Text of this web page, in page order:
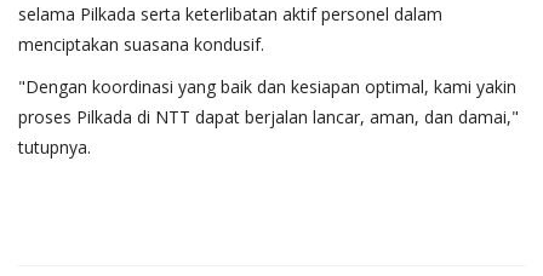
selama Pilkada serta keterlibatan aktif personel dalam
menciptakan suasana kondusif.
"Dengan koordinasi yang baik dan kesiapan optimal, kami yakin
proses Pilkada di NTT dapat berjalan lancar, aman, dan damai,"
tutupnya.